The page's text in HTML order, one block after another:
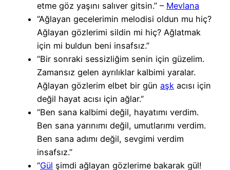
etme göz yaşını salıver gitsin.” – Mevlana
“Ağlayan gecelerimin melodisi oldun mu hiç?
Ağlayan gözlerimi sildin mi hiç? Ağlatmak
için mi buldun beni insafsız.”
“Bir sonraki sessizliğim senin için güzelim.
Zamansız gelen ayrılıklar kalbimi yaralar.
Ağlayan gözlerim elbet bir gün aşk acısı için
değil hayat acısı için ağlar.”
“Ben sana kalbimi değil, hayatımı verdim.
Ben sana yarınımı değil, umutlarımı verdim.
Ben sana adımı değil, sevgimi verdim
insafsız.”
“Gül şimdi ağlayan gözlerime bakarak gül!